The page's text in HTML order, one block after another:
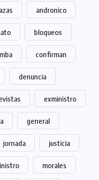
andronico
bloqueos
confirman
denuncia
exministro
general
jornada justicia
morales